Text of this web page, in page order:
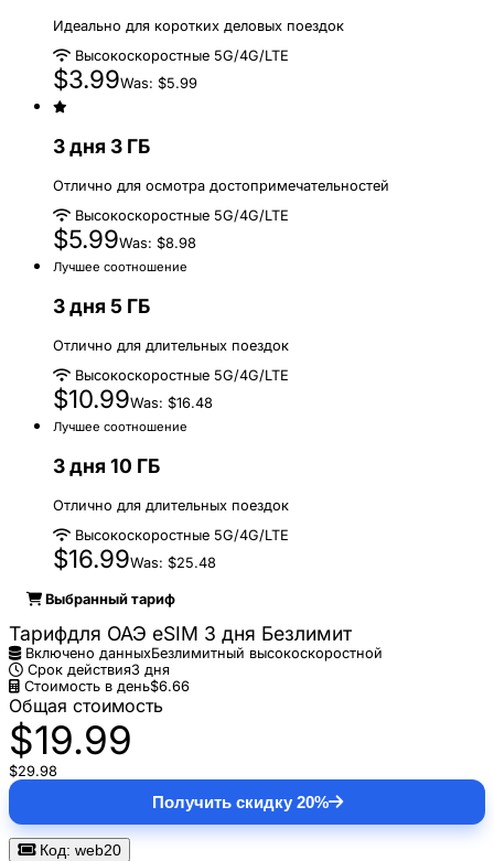
Идеально для коротких деловых поездок
Высокоскоростные 5G/4G/LTE
$3.99Was: $5.99
3 дня 3 ГБ
Отлично для осмотра достопримечательностей
Высокоскоростные 5G/4G/LTE
$5.99Was: $8.98
Лучшее соотношение
3 дня 5 ГБ
Отлично для длительных поездок
Высокоскоростные 5G/4G/LTE
$10.99Was: $16.48
Лучшее соотношение
3 дня 10 ГБ
Отлично для длительных поездок
Высокоскоростные 5G/4G/LTE
$16.99Was: $25.48
Выбранный тариф
Тарифдля ОАЭ eSIM 3 дня Безлимит
Включено данныхБезлимитный высокоскоростной
Срок действия3 дня
Стоимость в день$6.66
Общая стоимость
$19.99
$29.98
Получить скидку 20%
Код: web20